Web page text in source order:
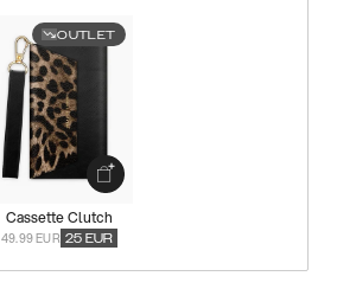
OUTLET
Cassette Clutch
49.99 EUR 25 EUR